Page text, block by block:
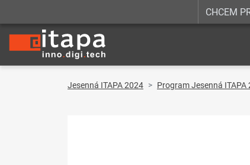
CHCEM
Jesenná ITAPA 2024 Program Jesenná ITAPA